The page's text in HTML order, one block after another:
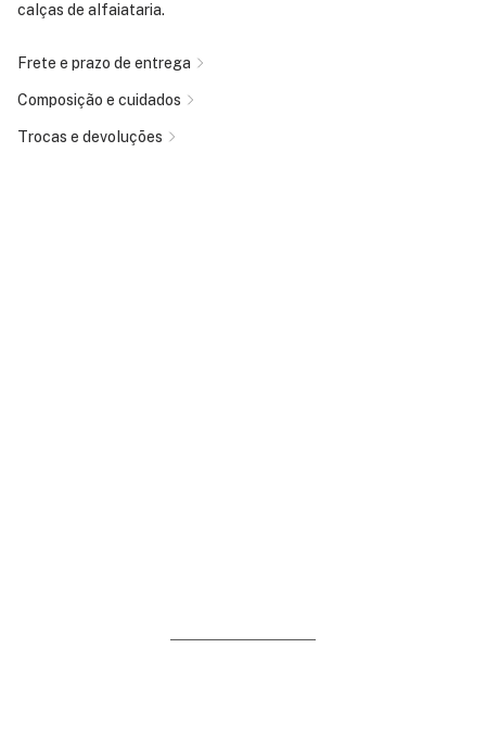
calças de alfaiataria.
Frete e prazo de entrega
Composição e cuidados
Trocas e devoluções